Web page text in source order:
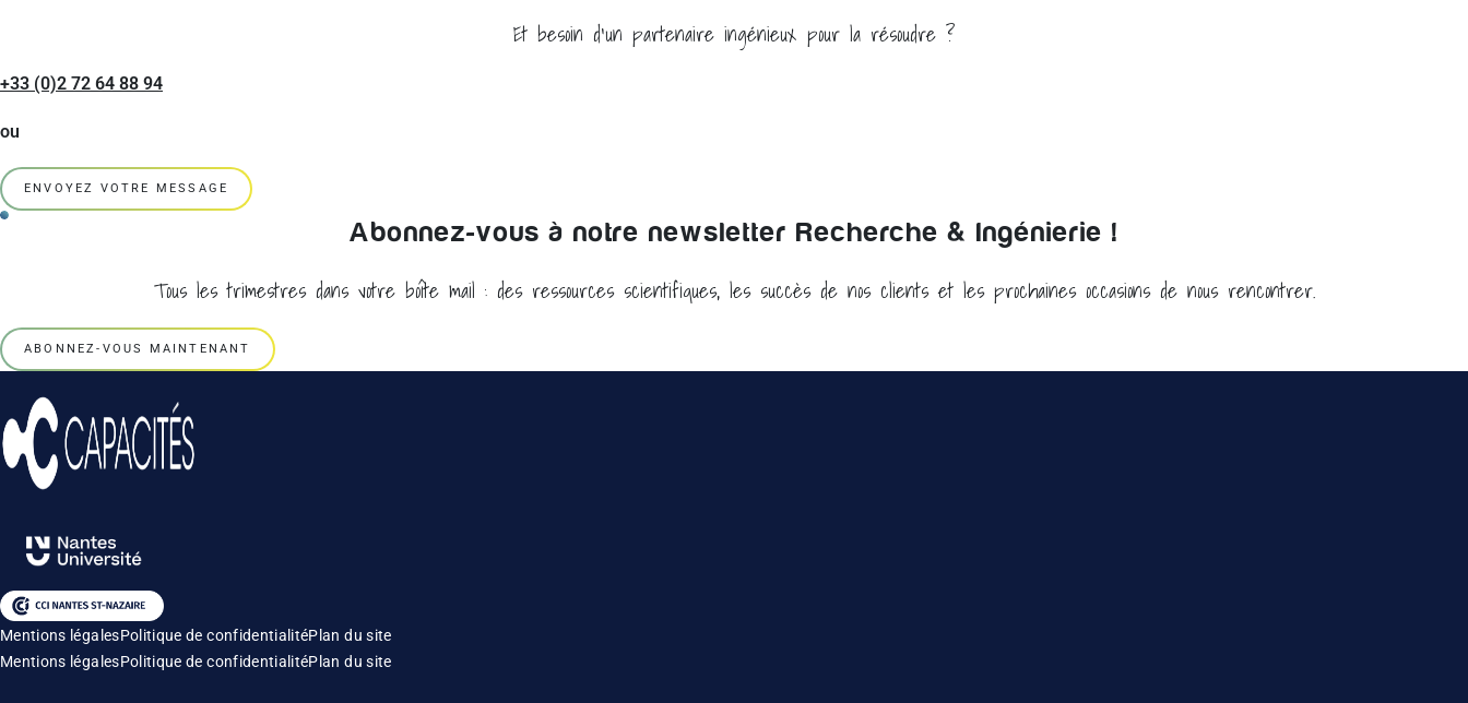
Et besoin d'un partenaire ingénieux pour la résoudre ?
+33 (0)2 72 64 88 94
ou
ENVOYEZ VOTRE MESSAGE
Abonnez-vous à notre newsletter Recherche & Ingénierie !
Tous les trimestres dans votre boîte mail : des ressources scientifiques, les succès de nos clients et les prochaines occasions de nous rencontrer.
ABONNEZ-VOUS MAINTENANT
Mentions légalesPolitique de confidentialitéPlan du site
Mentions légalesPolitique de confidentialitéPlan du site